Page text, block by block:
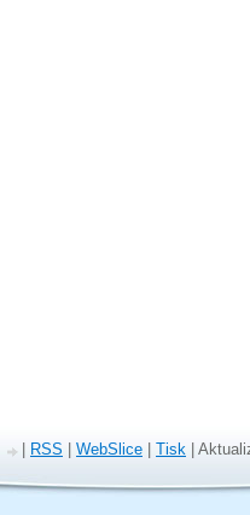
| RSS | WebSlice | Tisk |